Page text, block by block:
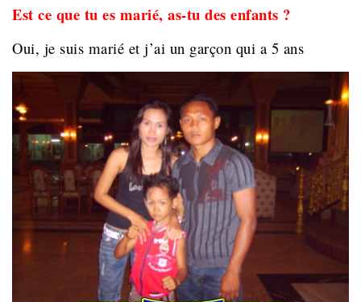
Est ce que tu es marié, as-tu des enfants ?
Oui, je suis marié et j’ai un garçon qui a 5 ans